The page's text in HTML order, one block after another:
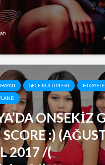
GECE KULÜPLERI
ONSEKİZ
:)
2017 /(